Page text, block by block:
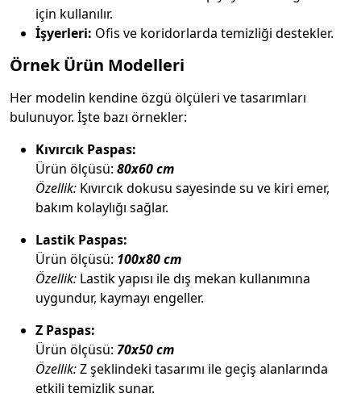
için kullanılır.
İşyerleri: Ofis ve koridorlarda temizliği destekler.
Örnek Ürün Modelleri
Her modelin kendine özgü ölçüleri ve tasarımları
bulunuyor. İşte bazı örnekler:
Kıvırcık Paspas:
Ürün ölçüsü: 80x60 cm
Özellik: Kıvırcık dokusu sayesinde su ve kiri emer,
bakım kolaylığı sağlar.
Lastik Paspas:
Ürün ölçüsü: 100x80 cm
Özellik: Lastik yapısı ile dış mekan kullanımına
uygundur, kaymayı engeller.
Z Paspas:
Ürün ölçüsü: 70x50 cm
Özellik:Z şeklindeki tasarımı ile geçiş alanlarında
etkili temizlik sunar.